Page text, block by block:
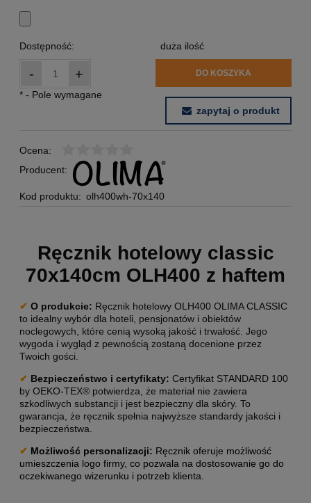
Dostępność: duża ilość
- + DO KOSZYKA
* - Pole wymagane
zapytaj o produkt
Ocena:
Producent:
Kod produktu: olh400wh-70x140
Ręcznik hotelowy classic
70x140cm OLH400 z haftem
✔ O produkcie: Ręcznik hotelowy OLH400 OLIMA CLASSIC
to idealny wybór dla hoteli, pensjonatów i obiektów
noclegowych, które cenią wysoką jakość i trwałość. Jego
wygoda i wygląd z pewnością zostaną docenione przez
Twoich gości.
✔ Bezpieczeństwo i certyfikaty: Certyfikat STANDARD 100
by OEKO-TEX® potwierdza, że materiał nie zawiera
szkodliwych substancji i jest bezpieczny dla skóry. To
gwarancja, że ręcznik spełnia najwyższe standardy jakości i
bezpieczeństwa.
✔ Możliwość personalizacji: Ręcznik oferuje możliwość
umieszczenia logo firmy, co pozwala na dostosowanie go do
oczekiwanego wizerunku i potrzeb klienta.